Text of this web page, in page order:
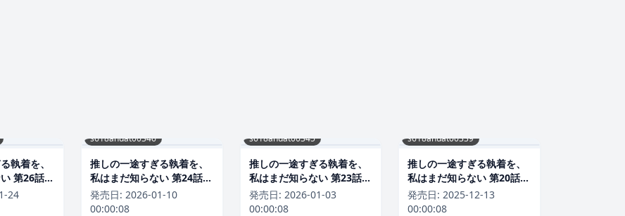
執着を、
第26話
24
s618ahuat00346
推しの一途すぎる執着を、
私はまだ知らない 第24話
ラブコメ
発売日: 2026-01-10
00:00:08
s618ahuat00345
推しの一途すぎる執着を、
私はまだ知らない 第23話
ラブコメ
発売日: 2026-01-03
00:00:08
s618ahuat00339
推しの一途すぎる執着を、
私はまだ知らない 第20話
ラブコメ
発売日: 2025-12-13
00:00:08